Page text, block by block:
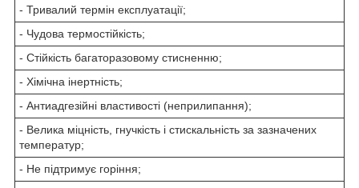
- Тривалий термін експлуатації;
- Чудова термостійкість;
- Стійкість багаторазовому стисненню;
- Хімічна інертність;
- Антиадгезійні властивості (неприлипання);
- Велика міцність, гнучкість і стискальність за зазначених
температур;
- Не підтримує горіння;